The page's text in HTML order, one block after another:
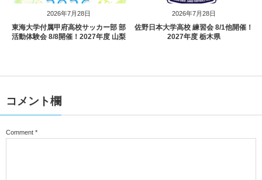
2026年7月28日
東海大学付属甲府高校サッカー部 部
活動体験会 8/8開催！2027年度 山梨
2026年7月28日
佐野日本大学高校 練習会 8/1他開催！
2027年度 栃木県
コメント欄
Comment *